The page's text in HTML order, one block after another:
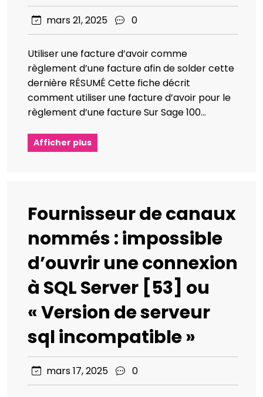
mars 21, 2025 0
Utiliser une facture d’avoir comme
règlement d’une facture afin de solder cette
dernière RÉSUMÉ Cette fiche décrit
comment utiliser une facture d’avoir pour le
règlement d’une facture Sur Sage 100…
Afficher plus
Fournisseur de canaux
nommés : impossible
d’ouvrir une connexion
à SQL Server [53] ou
« Version de serveur
sql incompatible »
mars 17, 2025 0